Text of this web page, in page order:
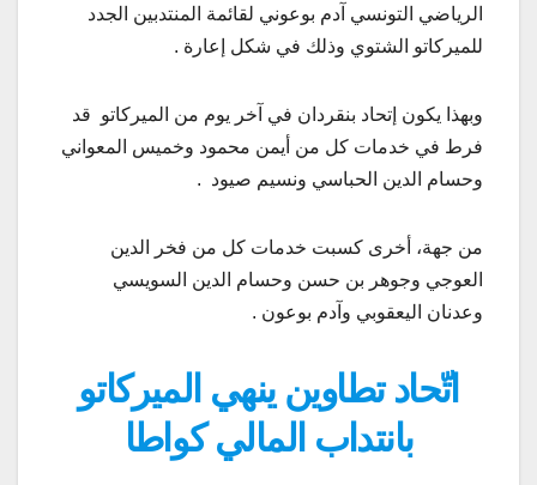
الرياضي التونسي آدم بوعوني لقائمة المنتدبين الجدد
للميركاتو الشتوي وذلك في شكل إعارة .
وبهذا يكون إتحاد بنقردان في آخر يوم من الميركاتو قد
فرط في خدمات كل من أيمن محمود وخميس المعواني
وحسام الدين الحباسي ونسيم صيود .
من جهة، أخرى كسبت خدمات كل من فخر الدين
العوجي وجوهر بن حسن وحسام الدين السويسي
وعدنان اليعقوبي وآدم بوعون .
اتّحاد تطاوين ينهي الميركاتو
بانتداب المالي كواطا